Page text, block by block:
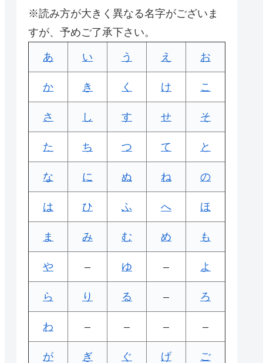
※読み方が大きく異なる名字がございま
すが、予めご了承下さい。
あ い う え お
か き く け こ
さ し す せ そ
た ち つ て と
な に ぬ ね の
は ひ ふ へ ほ
ま み む め も
や – ゆ – よ
ら り る – ろ
わ – – – –
が ぎ ぐ げ ご